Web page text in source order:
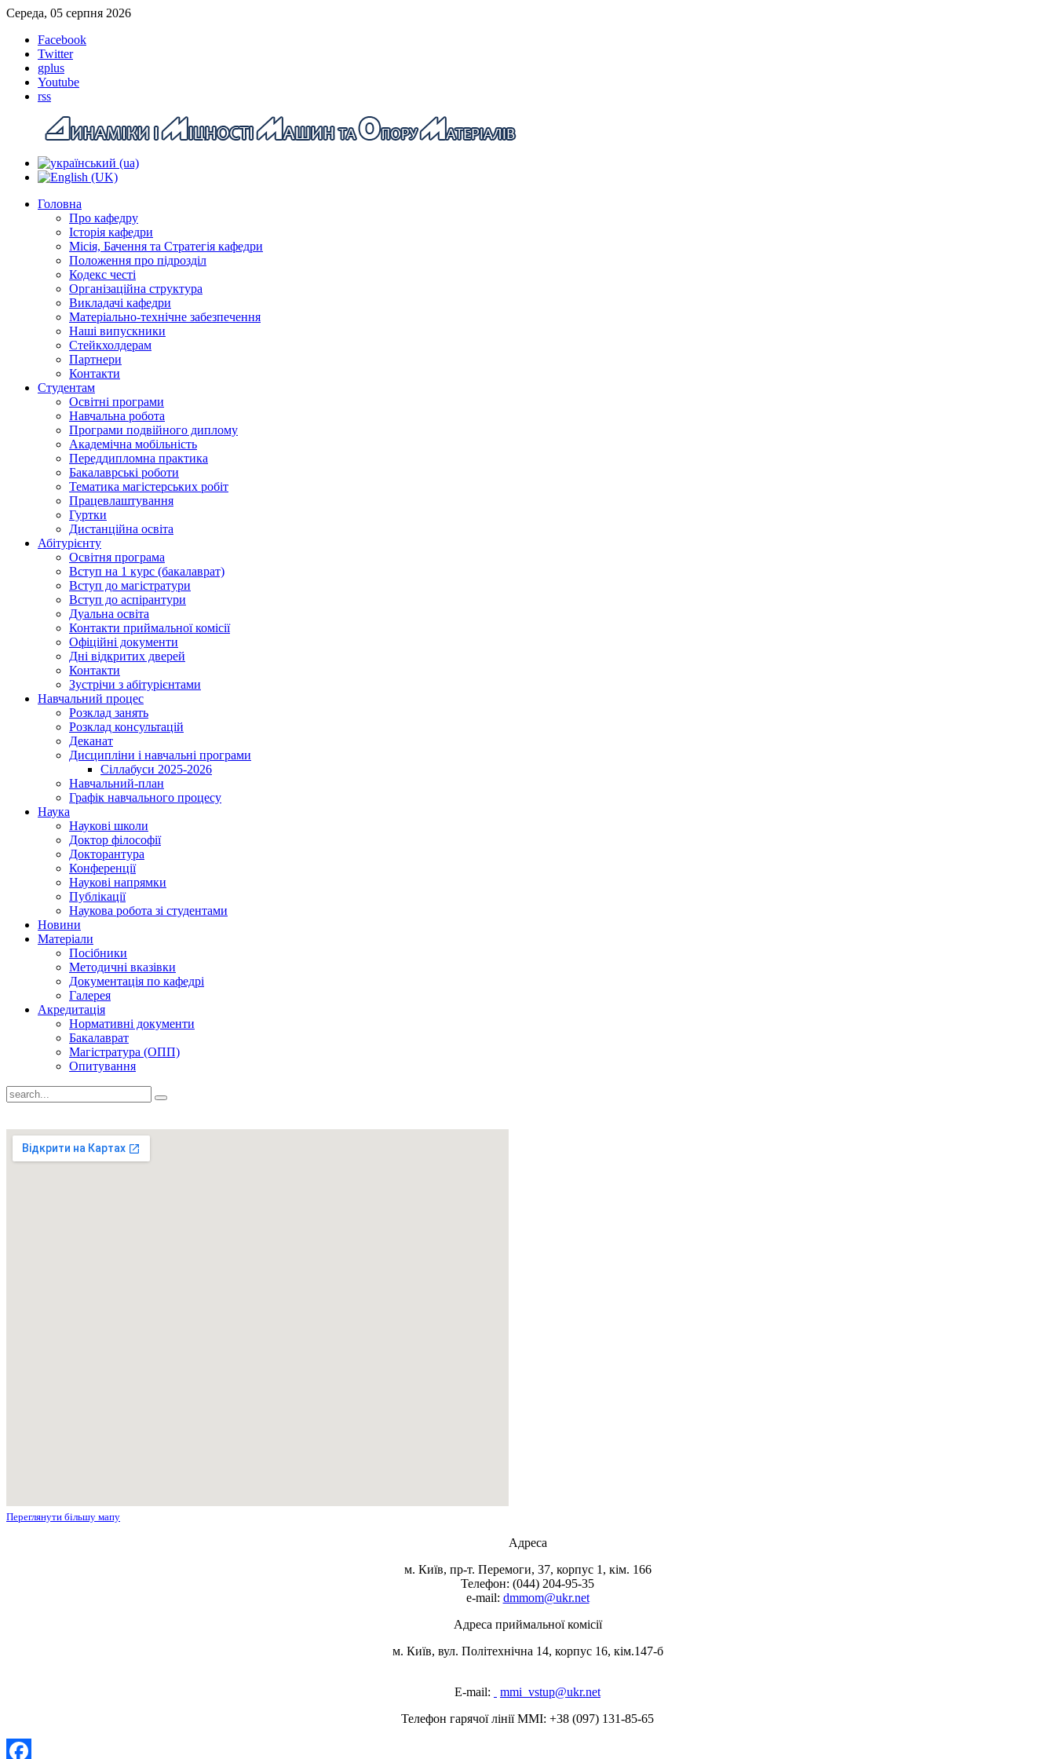
Середа, 05 серпня 2026
Facebook
Twitter
gplus
Youtube
rss
Головна
Про кафедру
Історія кафедри
Місія, Бачення та Стратегія кафедри
Положення про підрозділ
Кодекс честі
Організаційна структура
Викладачі кафедри
Матеріально-технічне забезпечення
Наші випускники
Стейкхолдерам
Партнери
Контакти
Студентам
Освітні програми
Навчальна робота
Програми подвійного диплому
Академічна мобільність
Переддипломна практика
Бакалаврські роботи
Тематика магістерських робіт
Працевлаштування
Гуртки
Дистанційна освіта
Абітурієнту
Освітня програма
Вступ на 1 курс (бакалаврат)
Вступ до магістратури
Вступ до аспірантури
Дуальна освіта
Контакти приймальної комісії
Офіційні документи
Дні відкритих дверей
Контакти
Зустрічи з абітурієнтами
Навчальний процес
Розклад занять
Розклад консультацій
Деканат
Дисципліни і навчальні програми
Сіллабуси 2025-2026
Навчальний-план
Графік навчального процесу
Наука
Наукові школи
Доктор філософії
Докторантура
Конференції
Наукові напрямки
Публікації
Наукова робота зі студентами
Новини
Матеріали
Посібники
Методичні вказівки
Документація по кафедрі
Галерея
Акредитація
Нормативні документи
Бакалаврат
Магістратура (ОПП)
Опитування
Переглянути більшу мапу
Адреса
м. Київ, пр-т. Перемоги, 37, корпус 1, кім. 166
Телефон: (044) 204-95-35
e-mail: dmmom@ukr.net
Адреса приймальної комісії
м. Київ, вул. Політехнічна 14, корпус 16, кім.147-б
E-mаіl:
mmi_vstup@ukr.net
Телефон гарячої лінії ММІ: +38 (097) 131-85-65